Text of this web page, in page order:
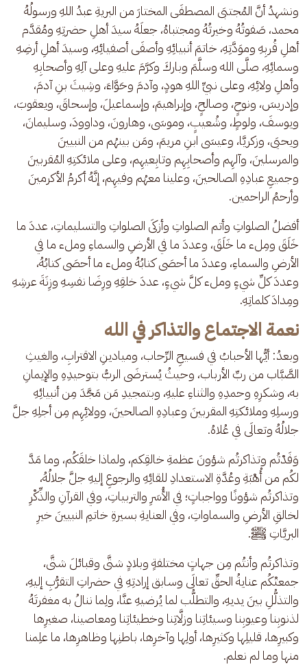
ونشهدُ أنَّ المُجتبَى المصطفَى المختارَ من البريةِ عبدُ اللهِ ورسولُهُ
محمد، صَفوتُهُ وخيرتُهُ ومجتباهُ، جعلَهُ سيدَ أهلِ حضرتِهِ ومُقدَّم
أهلِ قُربِهِ وموَدَّتِهِ، خاتمَ أنبيائِهِ وأصفَى أصفيائِهِ، وسيدَ أهلِ أرضِهِ
وسمائِهِ، صلَّى الله وسلَّمَ وباركَ وكرَّمَ عليهِ وعلى آلِهِ وأصحابِهِ
وأهلِ ولائِهِ، وعلى نبيِّ اللهِ هودٍ، وآدمَ وحَوَّاءَ، وشِيثَ بنِ آدمَ،
وإدريسَ، ونوحٍ، وصالحٍ، وإبراهيمَ، وإسماعيلَ، وإسحاقَ، ويعقوبَ،
ويوسفَ، ولوطٍ، وشُعيبٍ، وموسَى، وهارونَ، وداوودَ، وسليمانَ،
ويحيَى، وزكريَّا، وعيسَى ابنِ مريمَ، ومَن بينهُم من النبيينَ
والمرسلينَ، وآلهِم وأصحابِهِم وتابِعيهِم، وعلى ملائكتِهِ المُقربينَ
وجميعِ عبادِهِ الصالحينَ، وعلينا معهُم وفيهِم، إنَّهُ أكرمُ الأكرمينَ
وأرحمُ الراحمين.
أفضلُ الصلواتِ وأتم الصلواتِ وأزكَى الصلواتِ والتسليماتِ، عددَ ما
خَلَقَ ومِلء ما خَلَقَ، وعددَ ما في الأرضِ والسماءِ وملء ما في
الأرضِ والسماءِ، وعددَ ما أحصَى كتابُهُ وملء ما أحصَى كتابُهُ،
وعددَ كلِّ شيءٍ وملء كلَّ شيءٍ، عددَ خلقِهِ ورِضَا نفسِهِ وزِنَةَ عرشِهِ
ومِدادَ كلماتِهِ.
نعمة الاجتماع والتذاكر في الله
وبعدُ: أيُّها الأحبابُ في فسيحِ الرِّحاب، وميادينِ الاقترابِ، والغيثِ
الصَّبَّاب من ربِّ الأرباب، وحيثُ يُسترضَى الربُّ بتوحيدِهِ والإيمانِ
به، وشكرِهِ وحمدِهِ والثناءِ عليهِ، وبتمجيدِ مَن مَجَّدَ مِن أنبيائِهِ
ورسلِهِ وملائكتِهِ المقربينَ وعبادِهِ الصالحينَ، وولائِهِم مِن أجلِهِ جلَّ
جلالُهُ وتعالَى في عُلاهُ.
وَفَدْتُم وتذاكرتُم شؤونَ عظمةِ خالقِكم، ولماذا خلقَكُم، وما مَدَّ
لكُم من أُهْبَةِ وعُدَّةِ الاستعدادِ للقائِهِ والرجوعِ إليهِ جلَّ جلالُهُ،
وتذاكرتُم شؤونًا وواجباتٍ؛ في الأُسَرِ والتربياتِ، وفي القرآنِ والذِّكْرِ
لخالقِ الأرضِ والسماواتِ، وفي العنايةِ بسيرةِ خاتمِ النبيينَ خيرِ
البريَّاتِ ﷺ.
وتذاكرتُم وأنتُم مِن جهاتٍ مختلفةٍ وبلادٍ شتَّى وقبائلَ شتَّى،
جمعتْكُم عنايةُ الحقِّ تعالَى وسابق إرادتِهِ في حضراتِ التقرُّبِ إليهِ،
والتذلُّلِ بينَ يديهِ، والتطلُّب لما يُرضيهِ عنَّا، ولِما ننالُ به مغفرتَهُ
لذنوبِنا وعيوبِنا وسيئاتِنا وزلَّاتِنا وخطيئاتِنا ومعاصينا، صغيرِها
وكبيرِها، قليلِها وكثيرِها، أولِها وآخرِها، باطنِها وظاهرِها، ما علِمنا
منها وما لم نعلم.